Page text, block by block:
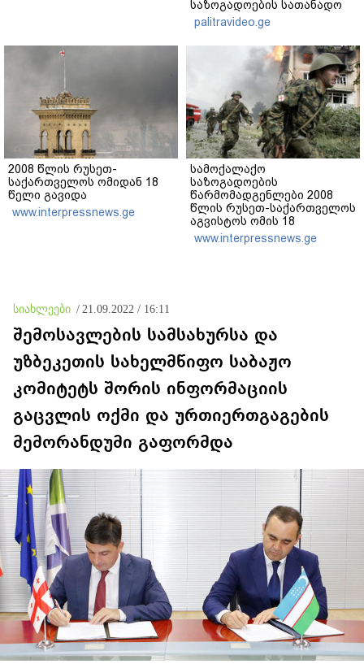
საზოგადოების სათანადო
რეაქცია" - ირაკლი
კობახიძე
palitravideo.ge
2008 წლის რუსეთ-
საქართველოს ომიდან 18
წელი გავიდა
www.interpressnews.ge
სამოქალაქო
საზოგადოების
წარმომადგენლები 2008
წლის რუსეთ-საქართველოს
აგვისტოს ომის 18
წლისთავთან
დაკავშირებით ერთობლივ
www.interpressnews.ge
სიახლეები / 21.09.2022 / 16:11
შემოსავლების სამსახურსა და
უზბეკეთის სახელმწიფო საბაჟო
კომიტეტს შორის ინფორმაციის
გაცვლის ოქმი და ურთიერთგაგების
მემორანდუმი გაფორმდა